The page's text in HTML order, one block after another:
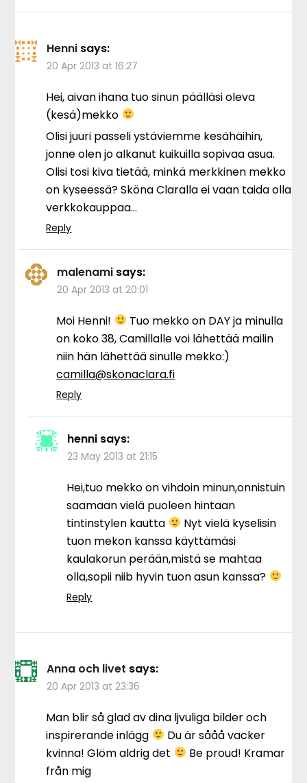
Henni says:
20 Apr 2013 at 16:27
Hei, aivan ihana tuo sinun päälläsi oleva
(kesä)mekko
Olisi juuri passeli ystäviemme kesähäihin,
jonne olen jo alkanut kuikuilla sopivaa asua.
Olisi tosi kiva tietää, minkä merkkinen mekko
on kyseessä? Sköna Claralla ei vaan taida olla
verkkokauppaa…
Reply
malenami says:
20 Apr 2013 at 20:01
Moi Henni!
Tuo mekko on DAY ja minulla
on koko 38, Camillalle voi lähettää mailin
niin hän lähettää sinulle mekko:)
camilla@skonaclara.fi
Reply
henni says:
23 May 2013 at 21:15
Hei,tuo mekko on vihdoin minun,onnistuin
saamaan vielä puoleen hintaan
tintinstylen kautta
Nyt vielä kyselisin
tuon mekon kanssa käyttämäsi
kaulakorun perään,mistä se mahtaa
olla,sopii niib hyvin tuon asun kanssa?
Reply
Anna och livet says:
20 Apr 2013 at 23:36
Man blir så glad av dina ljvuliga bilder och
inspirerande inlägg
Du är sååå vacker
kvinna! Glöm aldrig det
Be proud! Kramar
från mig